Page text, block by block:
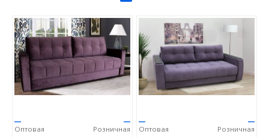
—
Оптовая
—
Розничная
—
Оптовая
—
Розничная